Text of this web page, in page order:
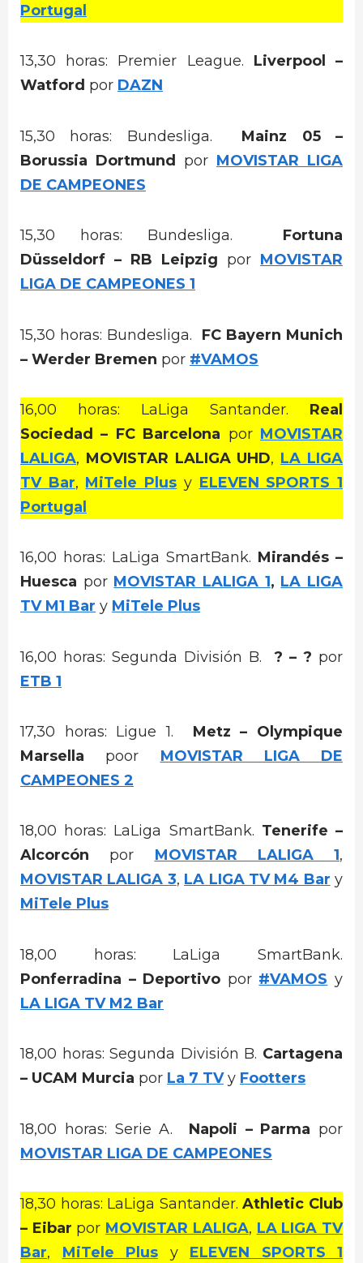
Portugal
13,30 horas: Premier League. Liverpool –
Watford por DAZN
15,30 horas: Bundesliga. Mainz 05 –
Borussia Dortmund por MOVISTAR LIGA
DE CAMPEONES
15,30 horas: Bundesliga. Fortuna
Düsseldorf – RB Leipzig por MOVISTAR
LIGA DE CAMPEONES 1
15,30 horas: Bundesliga. FC Bayern Munich
– Werder Bremen por #VAMOS
16,00 horas: LaLiga Santander. Real
Sociedad – FC Barcelona por MOVISTAR
LALIGA, MOVISTAR LALIGA UHD, LA LIGA
TV Bar, MiTele Plus y ELEVEN SPORTS 1
Portugal
16,00 horas: LaLiga SmartBank. Mirandés –
Huesca por MOVISTAR LALIGA 1, LA LIGA
TV M1 Bar y MiTele Plus
16,00 horas: Segunda División B.? – ? por
ETB 1
17,30 horas: Ligue 1. Metz – Olympique
Marsella
poor MOVISTAR LIGA DE
CAMPEONES 2
18,00 horas: LaLiga SmartBank. Tenerife –
Alcorcón por MOVISTAR LALIGA 1,
MOVISTAR LALIGA 3, LA LIGA TV M4 Bar y
MiTele Plus
18,00 horas: LaLiga SmartBank.
Ponferradina – Deportivo por #VAMOS y
LA LIGA TV M2 Bar
18,00 horas: Segunda División B. Cartagena
– UCAM Murcia por La 7 TVy Footters
18,00 horas: Serie A. Napoli – Parma por
MOVISTAR LIGA DE CAMPEONES
18,30 horas: LaLiga Santander.Athletic Club
– Eibar por MOVISTAR LALIGA, LA LIGA TV
Bar, MiTele Plus y ELEVEN SPORTS 1